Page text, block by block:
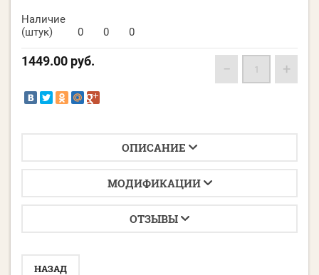
Наличие
(штук)
0 0 0
1449.00 руб. − +
ОПИСАНИЕ
МОДИФИКАЦИИ
ОТЗЫВЫ
НАЗАД